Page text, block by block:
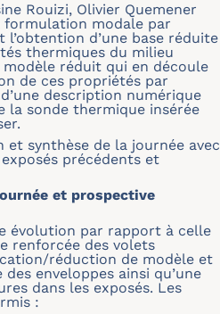
Rouizi, Olivier Quemener
formulation modale par
l’obtention d’une base réduite
thermiques du milieu
modèle réduit qui en découle
de ces propriétés par
description numérique
la sonde thermique insérée
et synthèse de la journée avec
précédents et
et prospective
évolution par rapport à celle
renforcée des volets
réduction de modèle et
enveloppes ainsi qu’une
dans les exposés. Les
: